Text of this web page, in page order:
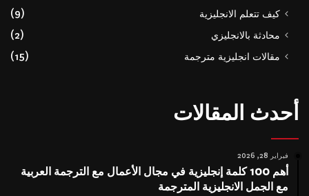
كيف تتعلم الانجليزية
(9)
محادثة بالانجليزي
(2)
مقالات انجليزية مترجمة
(15)
أحدث المقالات
فبراير 28, 2026
أهم 100 كلمة إنجليزية في مجال الأعمال مع الترجمة العربية
مع الجمل الانجليزية المترجمة